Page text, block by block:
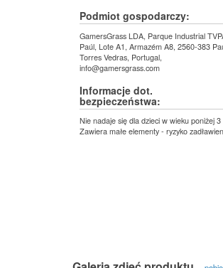
Podmiot gospodarczy:
GamersGrass LDA, Parque Industrial
Paúl, Lote A1, Armazém A8, 2560-383
Torres Vedras, Portugal,
info@gamersgrass.com
Informacje dot.
bezpieczeństwa:
Nie nadaje się dla dzieci w wieku poniżej 3
Zawiera małe elementy - ryzyko